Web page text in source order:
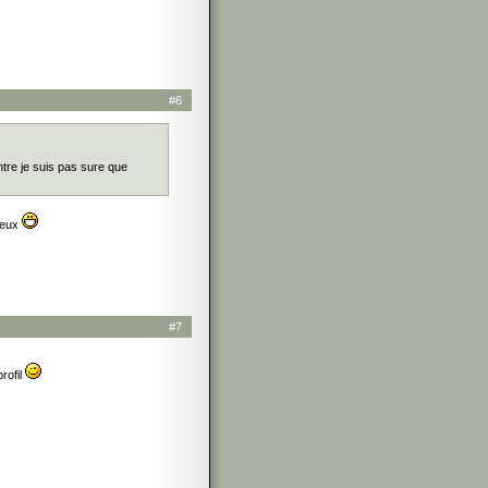
#6
je suis pas sure que
#7